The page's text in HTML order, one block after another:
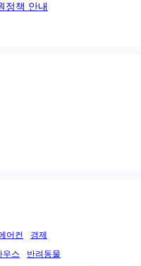
정책 안내
어컨
경제
우스
반려동물